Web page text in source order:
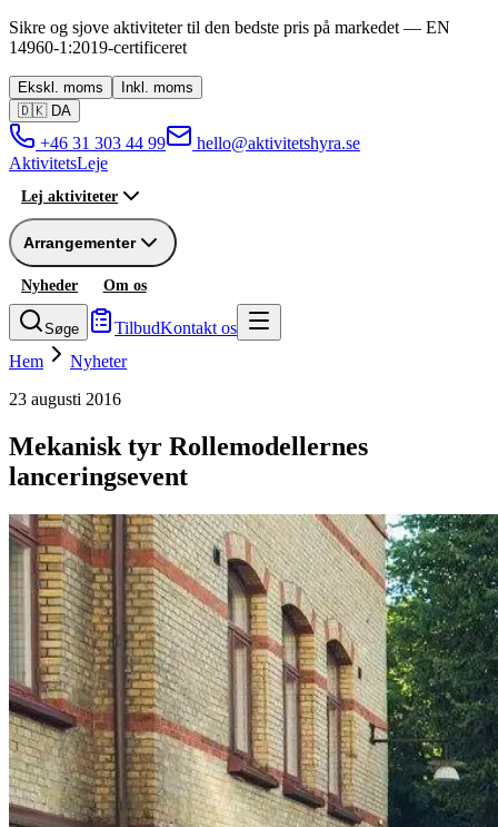
Sikre og sjove aktiviteter til den bedste pris på markedet — EN
14960-1:2019-certificeret
Ekskl. moms Inkl. moms
🇩🇰 DA
+46 31 303 44 99
hello@aktivitetshyra.se
AktivitetsLeje
Lej aktiviteter
Arrangementer
Nyheder Om os
Søge TilbudKontakt os
Hem
Nyheter
23 augusti 2016
Mekanisk tyr Rollemodellernes
lanceringsevent